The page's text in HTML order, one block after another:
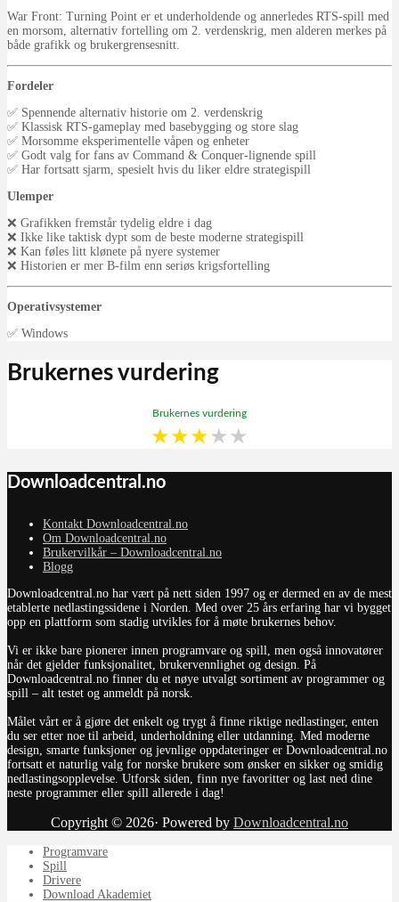
War Front: Turning Point er et underholdende og annerledes RTS-spill med
en morsom, alternativ fortelling om 2. verdenskrig, men alderen merkes på
både grafikk og brukergrensesnitt.
Fordeler
✅ Spennende alternativ historie om 2. verdenskrig
✅ Klassisk RTS-gameplay med basebygging og store slag
✅ Morsomme eksperimentelle våpen og enheter
✅ Godt valg for fans av Command & Conquer-lignende spill
✅ Har fortsatt sjarm, spesielt hvis du liker eldre strategispill
Ulemper
❌ Grafikken fremstår tydelig eldre i dag
❌ Ikke like taktisk dypt som de beste moderne strategispill
❌ Kan føles litt klønete på nyere systemer
❌ Historien er mer B-film enn seriøs krigsfortelling
Operativsystemer
✅ Windows
Brukernes vurdering
Brukernes vurdering
★★★★★
Downloadcentral.no
Kontakt Downloadcentral.no
Om Downloadcentral.no
Brukervilkår – Downloadcentral.no
Blogg
Downloadcentral.no har vært på nett siden 1997 og er dermed en av de mest
etablerte nedlastingssidene i Norden. Med over 25 års erfaring har vi bygget
opp en plattform som stadig utvikles for å møte brukernes behov.
Vi er ikke bare pionerer innen programvare og spill, men også innovatører
når det gjelder funksjonalitet, brukervennlighet og design. På
Downloadcentral.no finner du et nøye utvalgt sortiment av programmer og
spill – alt testet og anmeldt på norsk.
Målet vårt er å gjøre det enkelt og trygt å finne riktige nedlastinger, enten
du ser etter noe til arbeid, underholdning eller utdanning. Med moderne
design, smarte funksjoner og jevnlige oppdateringer er Downloadcentral.no
fortsatt et naturlig valg for norske brukere som ønsker en sikker og smidig
nedlastingsopplevelse. Utforsk siden, finn nye favoritter og last ned dine
neste programmer eller spill allerede i dag!
Copyright © 2026· Powered by Downloadcentral.no
Programvare
Spill
Drivere
Download Akademiet